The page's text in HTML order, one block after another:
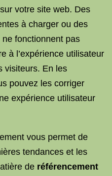
votre site web. Des
à charger ou des
fonctionnent pas
à l’expérience utilisateur
visiteurs. En les
pouvez les corriger
expérience utilisateur
vous permet de
tendances et les
de référencement